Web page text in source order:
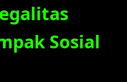
Sosial